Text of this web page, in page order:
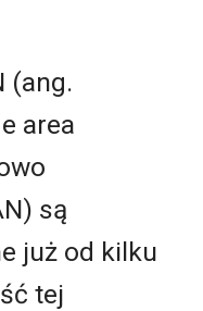
(ang.
area
są
już od kilku
tej